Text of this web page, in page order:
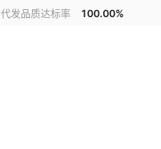
代发品质达标率
100.00%